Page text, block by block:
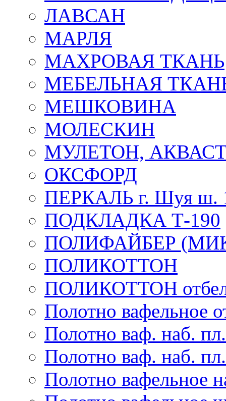
ЛАВСАН
МАРЛЯ
МАХРОВАЯ ТКАНЬ
МЕБЕЛЬНАЯ
МЕШКОВИНА
МОЛЕСКИН
МУЛЕТОН,
ОКСФОРД
ПЕРКАЛЬ г. Шуя ш.
ПОДКЛАДКА Т-190
ПОЛИФАЙБЕР
ПОЛИКОТТОН
ПОЛИКОТТОН
Полотно вафельное
Полотно ваф. наб.
Полотно ваф. наб.
Полотно вафельное